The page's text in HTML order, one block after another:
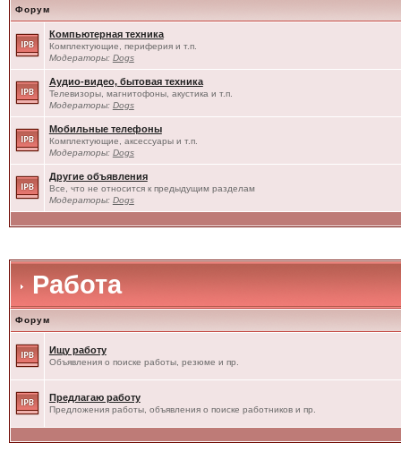
Форум
Компьютерная техника
Комплектующие, периферия и т.п.
Модераторы: Dogs
Аудио-видео, бытовая техника
Телевизоры, магнитофоны, акустика и т.п.
Модераторы: Dogs
Мобильные телефоны
Комплектующие, аксессуары и т.п.
Модераторы: Dogs
Другие объявления
Все, что не относится к предыдущим разделам
Модераторы: Dogs
Работа
Форум
Ищу работу
Объявления о поиске работы, резюме и пр.
Предлагаю работу
Предложения работы, объявления о поиске работников и пр.